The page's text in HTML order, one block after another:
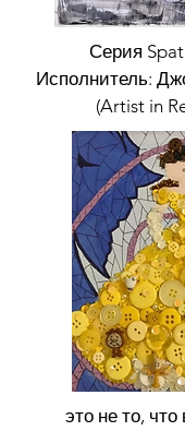
Серия
Исполнитель:
(Artist in
это не то,